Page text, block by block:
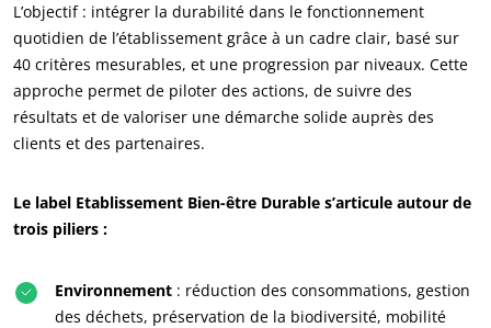
NOS ENGAGEMENTS RSE
L’objectif : intégrer la durabilité dans le fonctionnement
quotidien de l’établissement grâce à un cadre clair, basé sur
40 critères mesurables, et une progression par niveaux. Cette
approche permet de piloter des actions, de suivre des
résultats et de valoriser une démarche solide auprès des
clients et des partenaires.
Le label Etablissement Bien-être Durable s’articule autour de
trois piliers :
Environnement : réduction des consommations, gestion
des déchets, préservation de la biodiversité, mobilité